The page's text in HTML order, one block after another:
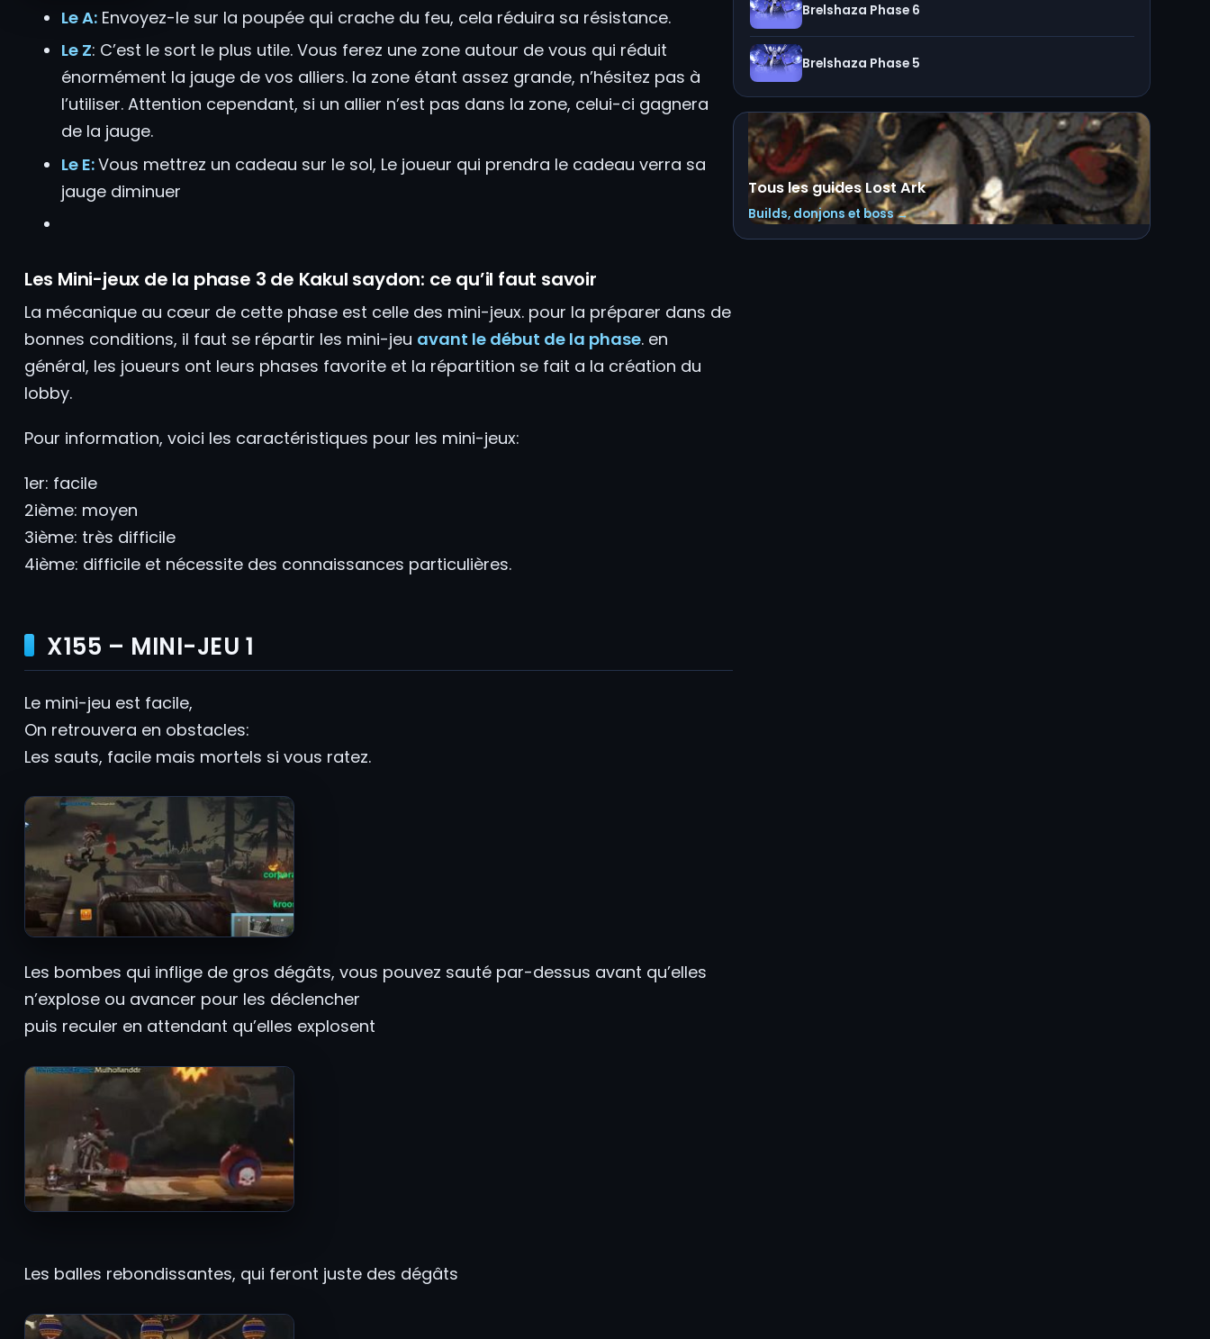
Le A: Envoyez-le sur la poupée qui crache du feu, cela réduira sa résistance.
Le Z: C’est le sort le plus utile. Vous ferez une zone autour de vous qui réduit
énormément la jauge de vos alliers. la zone étant assez grande, n’hésitez pas à
l’utiliser. Attention cependant, si un allier n’est pas dans la zone, celui-ci gagnera
de la jauge.
Le E:Vous mettrez un cadeau sur le sol, Le joueur qui prendra le cadeau verra sa
jauge diminuer
Les Mini-jeux de la phase 3 de Kakul saydon: ce qu’il faut savoir
La mécanique au cœur de cette phase est celle des mini-jeux. pour la préparer dans de
bonnes conditions, il faut se répartir les mini-jeu avant le début de la phase. en
général, les joueurs ont leurs phases favorite et la répartition se fait a la création du
lobby.
Pour information, voici les caractéristiques pour les mini-jeux:
1er: facile
2ième: moyen
3ième: très difficile
4ième: difficile et nécessite des connaissances particulières.
X155 – MINI-JEU 1
Le mini-jeu est facile,
On retrouvera en obstacles:
Les sauts, facile mais mortels si vous ratez.
Les bombes qui inflige de gros dégâts, vous pouvez sauté par-dessus avant qu’elles
n’explose ou avancer pour les déclencher
puis reculer en attendant qu’elles explosent
Les balles rebondissantes, qui feront juste des dégâts
Brelshaza Phase 6
Brelshaza Phase 5
Tous les guides Lost Ark
Builds, donjons et boss →